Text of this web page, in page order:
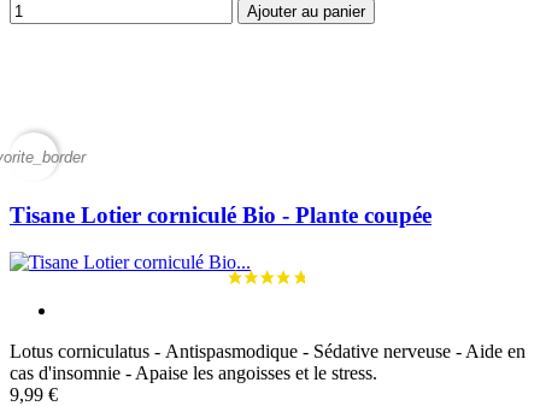
Ajouter au panier
Tisane Lotier corniculé Bio - Plante coupée
Lotus corniculatus - Antispasmodique - Sédative nerveuse - Aide en
cas d'insomnie - Apaise les angoisses et le stress.
9,99 €